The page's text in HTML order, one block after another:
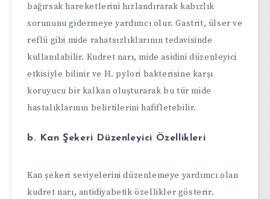
bağırsak hareketlerini hızlandırarak kabızlık
sorununu gidermeye yardımcı olur. Gastrit, ülser ve
reflü gibi mide rahatsızlıklarının tedavisinde
kullanılabilir. Kudret narı, mide asidini düzenleyici
etkisiyle bilinir ve H. pylori bakterisine karşı
koruyucu bir kalkan oluşturarak bu tür mide
hastalıklarının belirtilerini hafifletebilir.
b. Kan Şekeri Düzenleyici Özellikleri
Kan şekeri seviyelerini düzenlemeye yardımcı olan
kudret narı, antidiyabetik özellikler gösterir.